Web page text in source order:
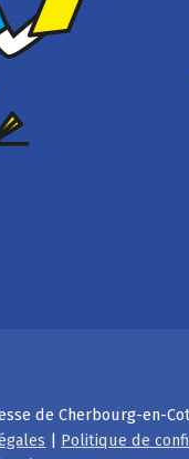
de Cherbourg-en-
| Politique de